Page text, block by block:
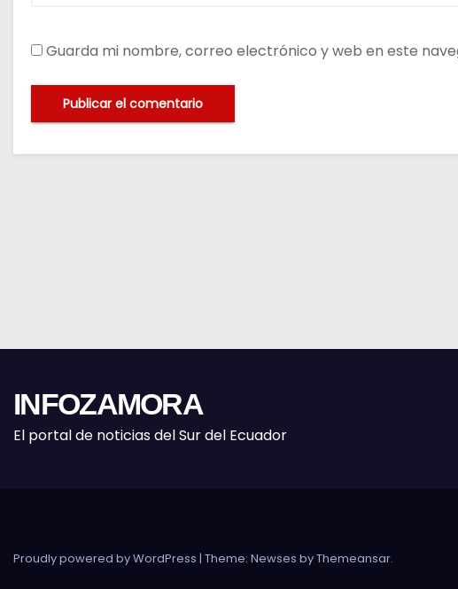
Guarda mi nombre, correo electrónico y web en este
INFOZAMORA
El portal de noticias del Sur del Ecuador
Proudly powered by WordPress | Theme: Newses byThemeansar.